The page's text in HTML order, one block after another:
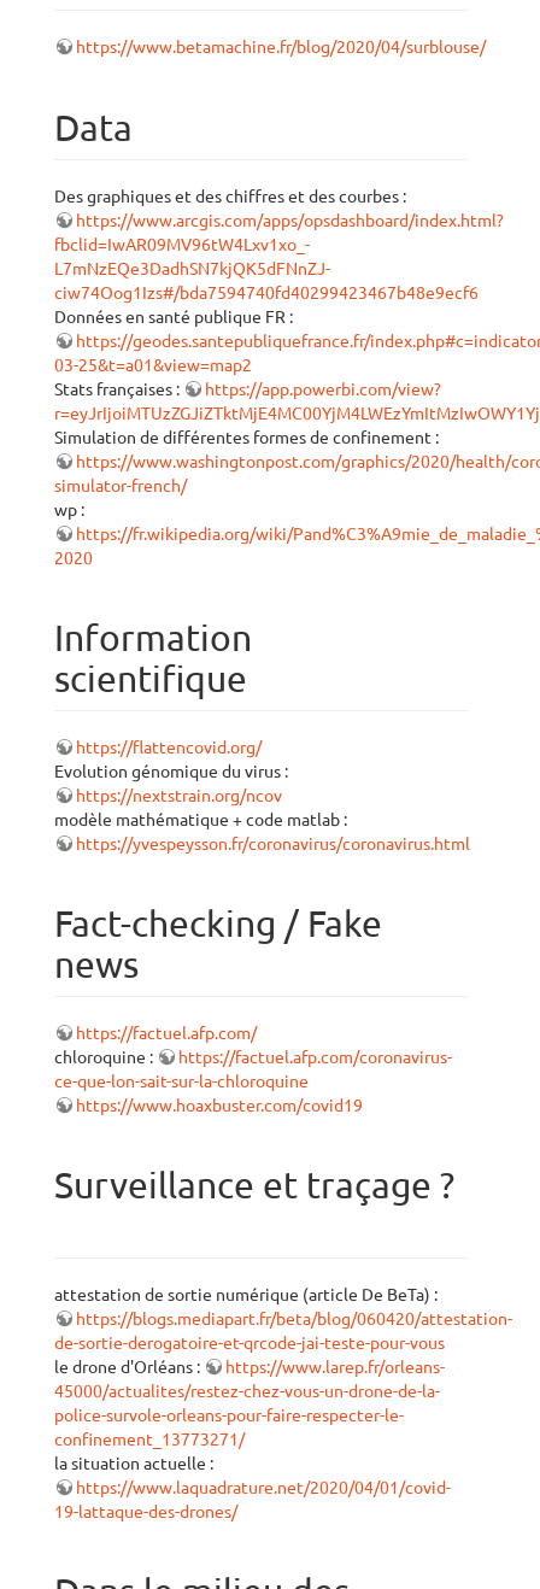
https://www.betamachine.fr/blog/2020/04/surblouse/
Data
Des graphiques et des chiffres et des courbes :
https://www.arcgis.com/apps/opsdashboard/index.html?
fbclid=IwAR09MV96tW4Lxv1xo_-
L7mNzEQe3DadhSN7kjQK5dFNnZJ-
ciw74Oog1Izs#/bda7594740fd40299423467b48e9ecf6
Données en santé publique FR :
https://geodes.santepubliquefrance.fr/
03-25&t=a01&view=map2
Stats françaises :
https://app.powerbi.com/view?
Simulation de différentes formes de confinement :
https://www.washingtonpost.com/graphics/2020/health/
simulator-french/
wp :
https://fr.wikipedia.org/wiki/
2020
Information
scientifique
https://flattencovid.org/
Evolution génomique du virus :
https://nextstrain.org/ncov
modèle mathématique + code matlab :
https://yvespeysson.fr/coronavirus/coronavirus.html
Fact-checking / Fake
news
https://factuel.afp.com/
chloroquine :
https://factuel.afp.com/coronavirus-
ce-que-lon-sait-sur-la-chloroquine
https://www.hoaxbuster.com/covid19
Surveillance et traçage ?
attestation de sortie numérique (article De BeTa) :
https://blogs.mediapart.fr/beta/blog/060420/attestation-
de-sortie-derogatoire-et-qrcode-jai-teste-pour-vous
le drone d'Orléans :
https://www.larep.fr/orleans-
45000/actualites/restez-chez-vous-un-drone-de-la-
police-survole-orleans-pour-faire-respecter-le-
confinement_13773271/
la situation actuelle :
https://www.laquadrature.net/2020/04/01/covid-
19-lattaque-des-drones/